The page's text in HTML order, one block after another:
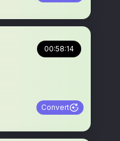
00:58:14
Convert